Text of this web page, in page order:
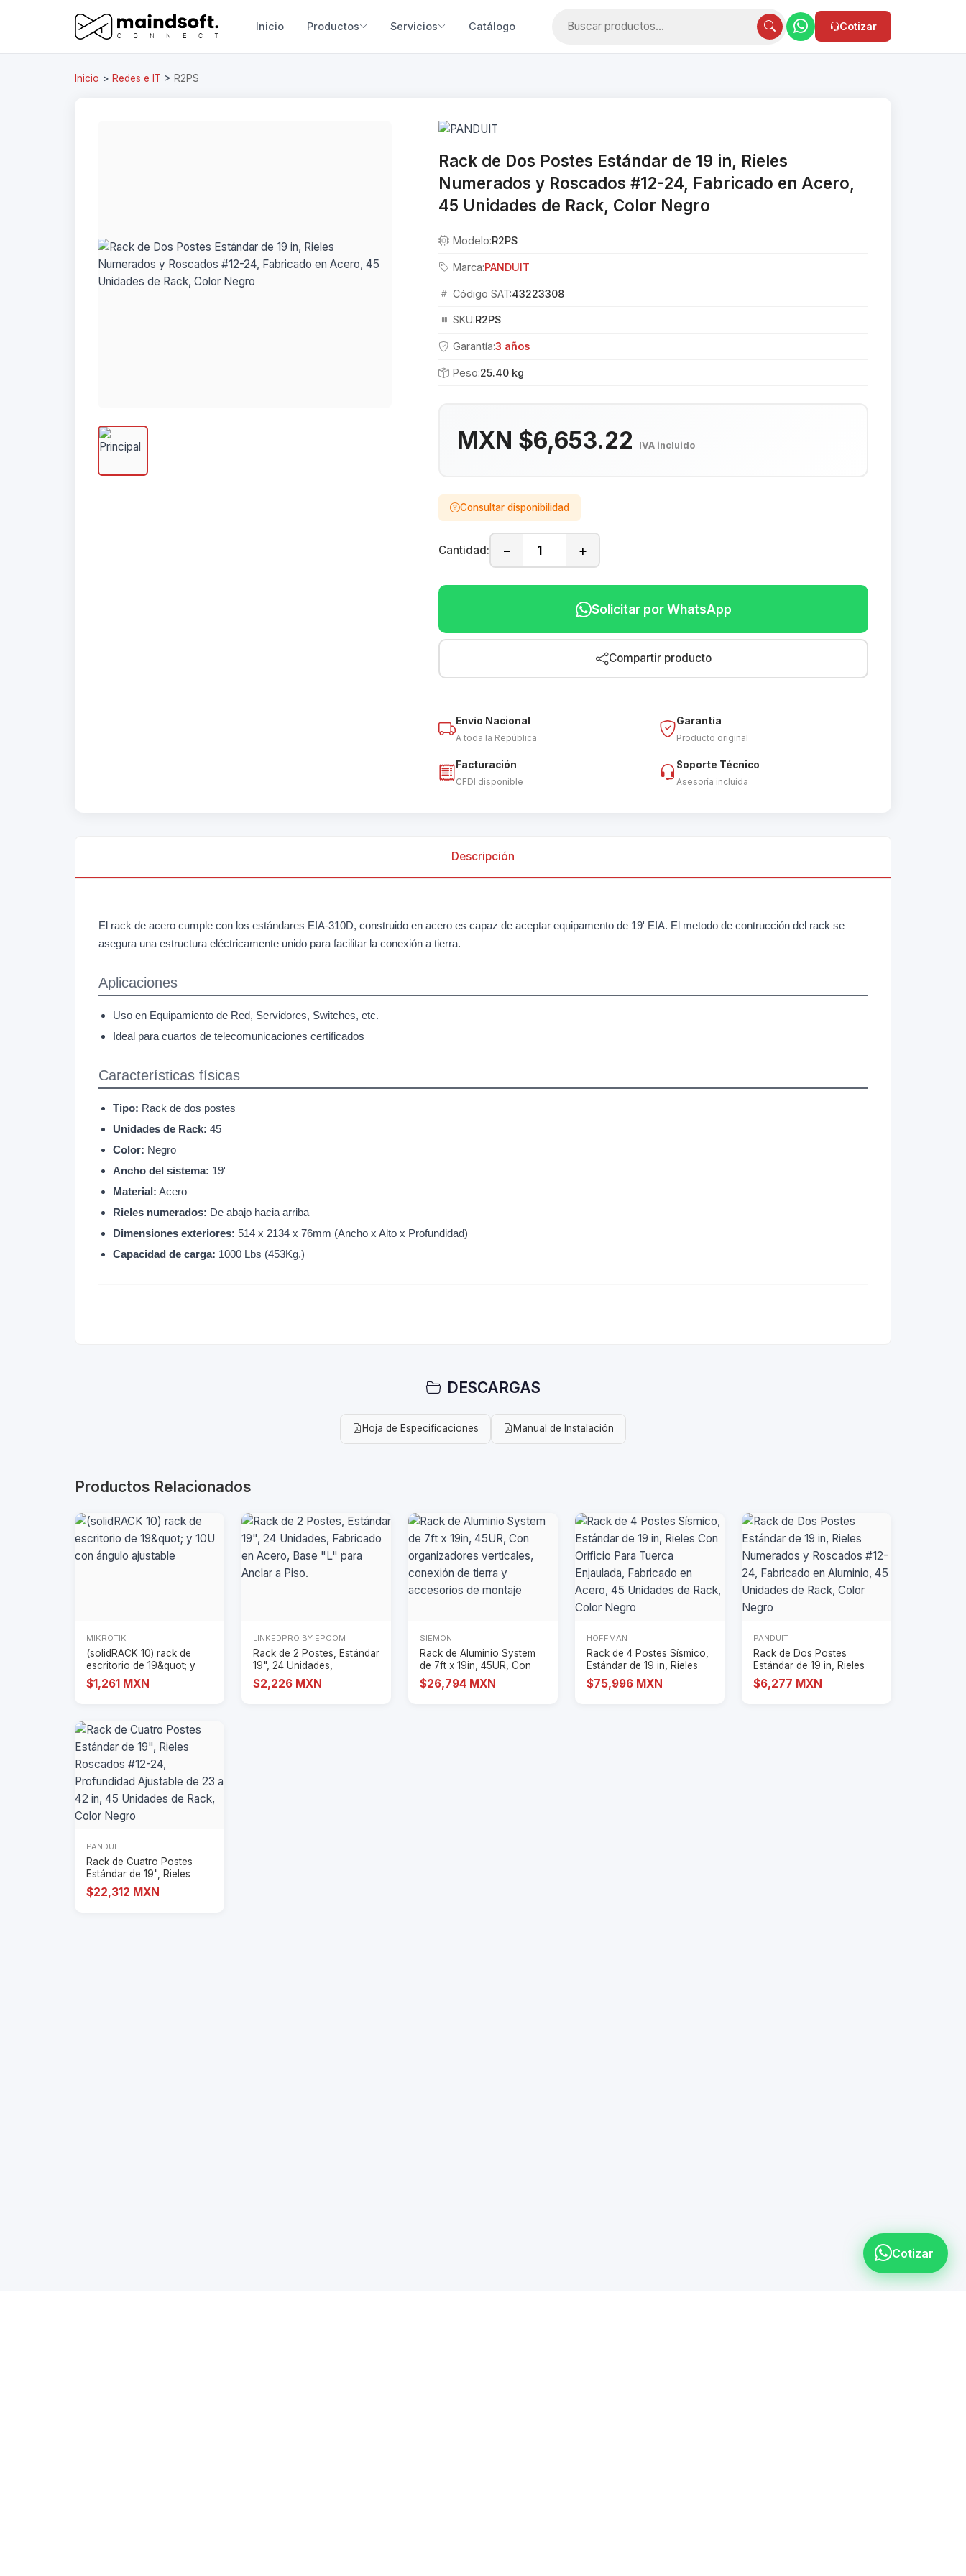
Inicio Productos Servicios Catálogo Cotizar
Inicio > Redes e IT > R2PS
Rack de Dos Postes Estándar de 19 in, Rieles
Numerados y Roscados #12-24, Fabricado en Acero,
45 Unidades de Rack, Color Negro
Modelo:R2PS
Marca:PANDUIT
Código SAT:43223308
SKU:R2PS
Garantía:3 años
Peso:25.40 kg
MXN $6,653.22 IVA incluido
Consultar disponibilidad
Cantidad: − +
Solicitar por WhatsApp
Compartir producto
Envío Nacional
A toda la República
Garantía
Producto original
Facturación
CFDI disponible
Soporte Técnico
Asesoría incluida
Descripción
El rack de acero cumple con los estándares EIA-310D, construido en acero es capaz de aceptar equipamento de 19' EIA. El metodo de contrucción del rack se
asegura una estructura eléctricamente unido para facilitar la conexión a tierra.
Aplicaciones
Uso en Equipamiento de Red, Servidores, Switches, etc.
Ideal para cuartos de telecomunicaciones certificados
Características físicas
Tipo: Rack de dos postes
Unidades de Rack: 45
Color: Negro
Ancho del sistema: 19'
Material: Acero
Rieles numerados: De abajo hacia arriba
Dimensiones exteriores: 514 x 2134 x 76mm (Ancho x Alto x Profundidad)
Capacidad de carga: 1000 Lbs (453Kg.)
DESCARGAS
Hoja de Especificaciones Manual de Instalación
Productos Relacionados
MIKROTIK
(solidRACK 10) rack de
escritorio de 19&quot; y
10U con áng
$1,261 MXN
LINKEDPRO BY EPCOM
Rack de 2 Postes, Estándar
19", 24 Unidades,
Fabricado en A
$2,226 MXN
SIEMON
Rack de Aluminio System
de 7ft x 19in, 45UR, Con
organizador
$26,794 MXN
HOFFMAN
Rack de 4 Postes Sísmico,
Estándar de 19 in, Rieles
Con Or
$75,996 MXN
PANDUIT
Rack de Dos Postes
Estándar de 19 in, Rieles
Numerados y Ro
$6,277 MXN
PANDUIT
Rack de Cuatro Postes
Estándar de 19", Rieles
Roscados #12-
$22,312 MXN
Cotizar